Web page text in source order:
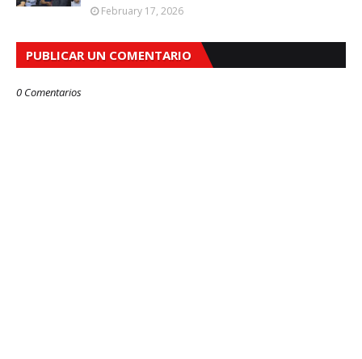
February 17, 2026
PUBLICAR UN COMENTARIO
0 Comentarios